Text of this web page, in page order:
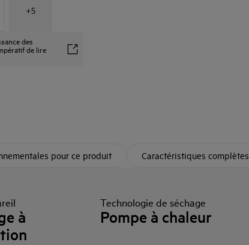
+5
des
de lire
pour ce produit Caractéristiques complètes
à
Technologie de séchage
Pompe à chaleur